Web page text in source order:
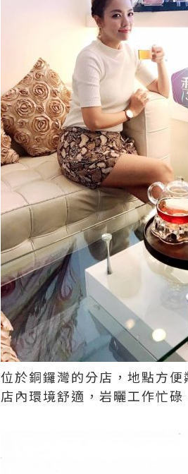
位於銅鑼灣的分店，地點方便
店內環境舒適，岩曬工作忙